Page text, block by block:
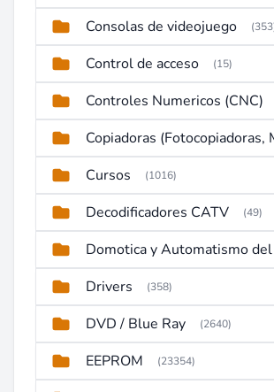
Consolas de videojuego
Control de acceso (15)
Controles Numericos (CNC)
Cursos (1016)
Decodificadores CATV (49)
Domotica y Automatismo
Drivers (358)
DVD / Blue Ray (2640)
EEPROM (23354)